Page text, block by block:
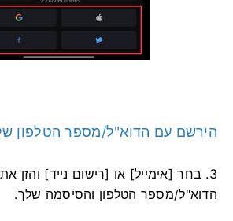
הירשם עם הדוא"ל/מספר הטלפון
3. בחר [אימייל] או [רישום נייד] והזן
הדוא"ל/מספר הטלפון והסיסמה שלך.